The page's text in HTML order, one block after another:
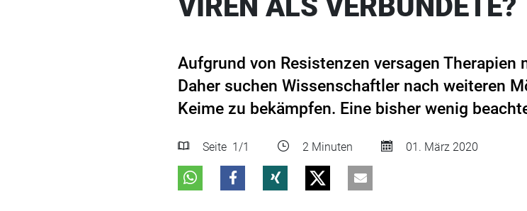
Aufgrund von Resistenzen versagen
Daher suchen Wissenschaftler nach weiteren
Keime zu bekämpfen. Eine bisher wenig
Seite 1 /1 2 Minuten 01. März 2020